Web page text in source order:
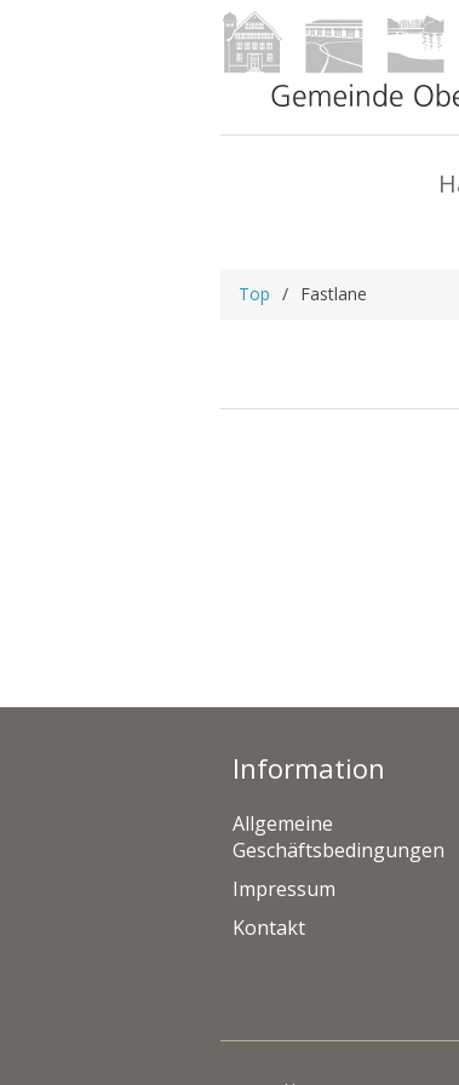
Top / Fastlane
Information
Allgemeine
Geschäftsbedingungen
Impressum
Kontakt